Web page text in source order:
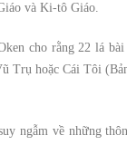
và Ki-tô Giáo.
cho rằng 22 lá
Trụ hoặc Cái Tôi
ngẫm về những